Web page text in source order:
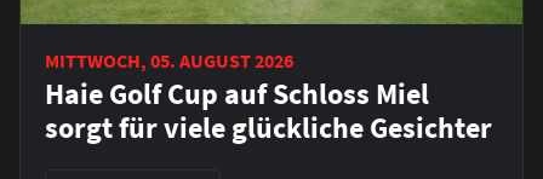
MITTWOCH, 05. AUGUST 2026
Haie Golf Cup auf Schloss Miel
sorgt für viele glückliche Gesichter